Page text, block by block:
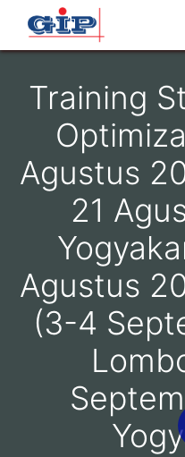
Training
Agustus
21
Agustus
(3-4